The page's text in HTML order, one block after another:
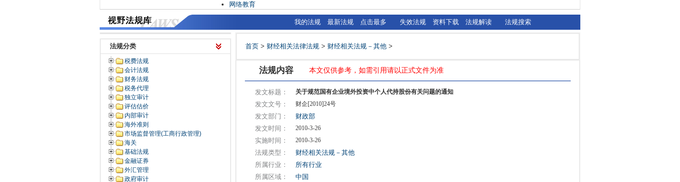
网络教育
我的法规 最新法规 点击最多 失效法规 资料下载 法规解读 法规搜索
法规分类
税费法规
会计法规
财务法规
税务代理
独立审计
评估估价
内部审计
海外准则
市场监督管理(工商行政管理)
海关
基础法规
金融证券
外汇管理
政府审计
首页 > 财经相关法律法规 > 财经相关法规－其他 >
法规内容 本文仅供参考，如需引用请以正式文件为准
发文标题： 关于规范国有企业境外投资中个人代持股份有关问题的通知
发文文号： 财企[2010]24号
发文部门：
财政部
发文时间：
2010-3-26
实施时间： 2010-3-26
法规类型：
财经相关法规－其他
所属行业：
所有行业
所属区域：
中国